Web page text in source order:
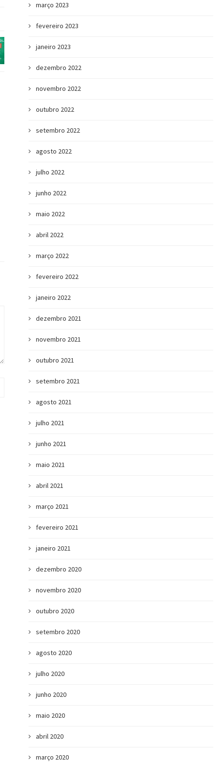
4 dicas para fazer um vídeo de
março 2023
fevereiro 2023
janeiro 2023
dezembro 2022
novembro 2022
outubro 2022
setembro 2022
agosto 2022
julho 2022
junho 2022
maio 2022
abril 2022
março 2022
fevereiro 2022
janeiro 2022
dezembro 2021
novembro 2021
outubro 2021
setembro 2021
agosto 2021
julho 2021
junho 2021
maio 2021
abril 2021
março 2021
fevereiro 2021
janeiro 2021
dezembro 2020
novembro 2020
outubro 2020
setembro 2020
agosto 2020
julho 2020
junho 2020
maio 2020
abril 2020
março 2020